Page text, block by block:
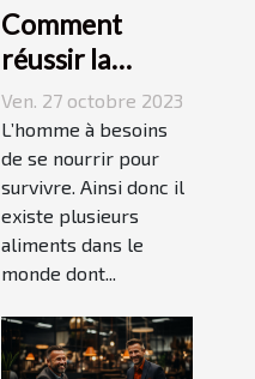
Comment
réussir la
préparation du
riz ?
Ven. 27 octobre 2023
L’homme à besoins
de se nourrir pour
survivre. Ainsi donc il
existe plusieurs
aliments dans le
monde dont...